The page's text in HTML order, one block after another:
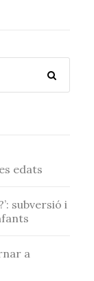
edats
subversió i
a